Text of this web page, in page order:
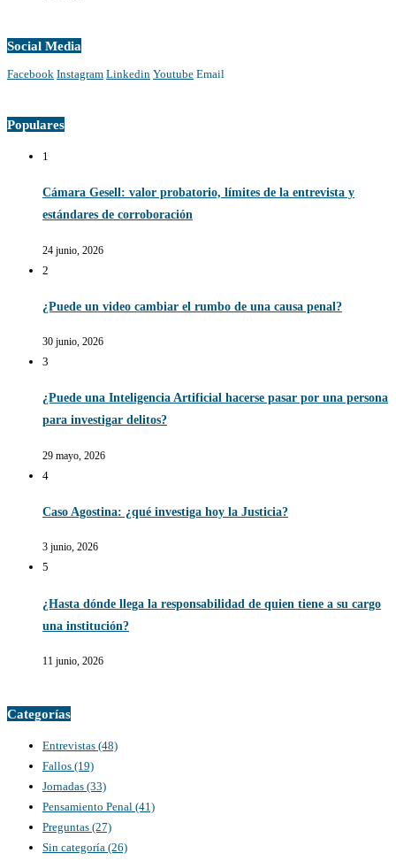
Social Media
Facebook Instagram Linkedin Youtube Email
Populares
1
Cámara Gesell: valor probatorio, límites de la entrevista y
estándares de corroboración
24 junio, 2026
2
¿Puede un video cambiar el rumbo de una causa penal?
30 junio, 2026
3
¿Puede una Inteligencia Artificial hacerse pasar por una persona
para investigar delitos?
29 mayo, 2026
4
Caso Agostina: ¿qué investiga hoy la Justicia?
3 junio, 2026
5
¿Hasta dónde llega la responsabilidad de quien tiene a su cargo
una institución?
11 junio, 2026
Categorías
Entrevistas (48)
Fallos (19)
Jornadas (33)
Pensamiento Penal (41)
Preguntas (27)
Sin categoría (26)